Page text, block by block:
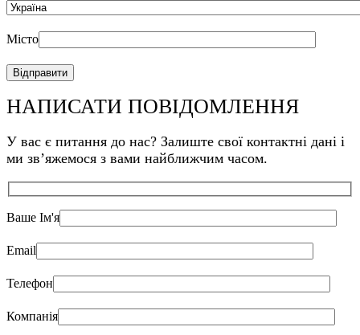
Місто
НАПИСАТИ ПОВІДОМЛЕННЯ
У вас є питання до нас? Залиште свої контактні дані і
ми звʼяжемося з вами найближчим часом.
Ваше Ім'я
Email
Телефон
Компанія